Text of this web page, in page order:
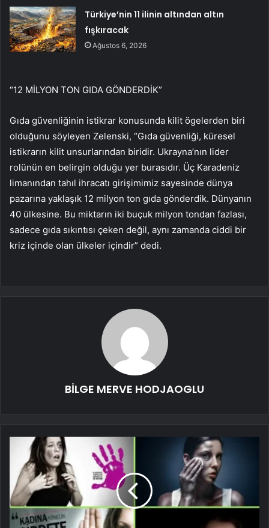
Türkiye’nin 11 ilinin altından altın
fışkıracak
Ağustos 6, 2026
“12 MİLYON TON GIDA GÖNDERDİK”
Gıda güvenliğinin istikrar konusunda kilit ögelerden biri
olduğunu söyleyen Zelenski, “Gıda güvenliği, küresel
istikrarın kilit unsurlarından biridir. Ukrayna’nın lider
rolünün en belirgin olduğu yer burasıdır. Üç Karadeniz
limanından tahıl ihracatı girişimimiz sayesinde dünya
pazarına yaklaşık 12 milyon ton gıda gönderdik. Dünyanın
40 ülkesine. Bu miktarın iki buçuk milyon tondan fazlası,
sadece gıda sıkıntısı çeken değil, aynı zamanda ciddi bir
kriz içinde olan ülkeler içindir” dedi.
BİLGE MERVE HODJAOGLU